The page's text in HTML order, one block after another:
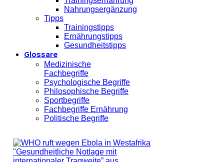
Nahrungsergänzung
Tipps
Trainingstipps
Ernährungstipps
Gesundheitstipps
Glossare
Medizinische
Fachbegriffe
Psychologische Begriffe
Philosophische Begriffe
Sportbegriffe
Fachbegriffe Ernährung
Politische Begriffe